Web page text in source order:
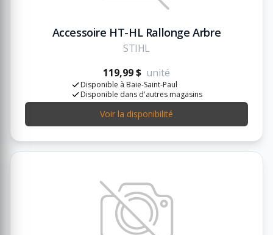
Accessoire HT-HL Rallonge Arbre
STIHL
119,99 $ unité
Disponible à Baie-Saint-Paul
Disponible dans d'autres magasins
Voir la disponibilité